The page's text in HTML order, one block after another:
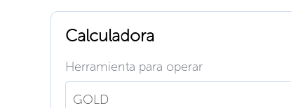
Calculadora
Herramienta para operar
GOLD